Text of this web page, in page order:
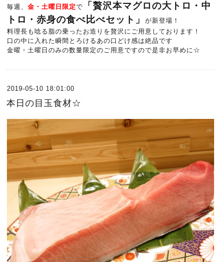
毎週、金・土曜日限定で
「贅沢本マグロの大トロ・中
トロ・赤身の食べ比べセット」が新登場！
料理長も唸る脂の乗ったお造りを贅沢にご用意しております！
口の中に入れた瞬間とろけるあの口どけ感は絶品です
金曜・土曜日のみの数量限定のご用意ですので是非お早めに☆
2019-05-10 18:01:00
本日の目玉食材☆